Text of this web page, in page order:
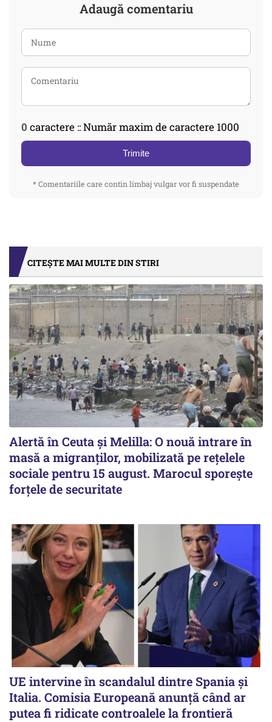
Adaugă comentariu
0 caractere :: Număr maxim de caractere 1000
Trimite
* Comentariile care contin limbaj vulgar vor fi suspendate
CITEȘTE MAI MULTE DIN STIRI
Alertă în Ceuta și Melilla: O nouă intrare în
masă a migranților, mobilizată pe rețelele
sociale pentru 15 august. Marocul sporește
forțele de securitate
UE intervine în scandalul dintre Spania și
Italia. Comisia Europeană anunță când ar
putea fi ridicate controalele la frontieră